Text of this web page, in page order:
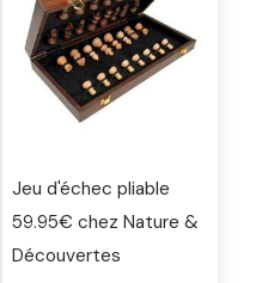
Jeu d'échec pliable
59.95€ chez Nature &
Découvertes